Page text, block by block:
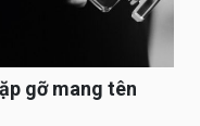
gỡ mang tên